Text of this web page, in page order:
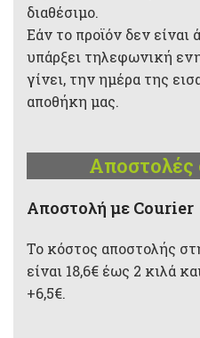
διαθέσιμο.
Εάν το προϊόν δεν είναι
υπάρξει τηλεφωνική
γίνει, την ημέρα της
αποθήκη μας.
Aποστολή με Courier
Το κόστος αποστολής
είναι 18,6€ έως 2 κιλά
+6,5€.